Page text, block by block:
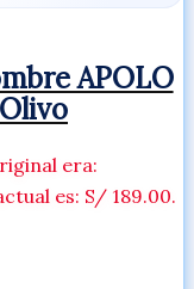
APOLO
era:
es: S/ 189.00.